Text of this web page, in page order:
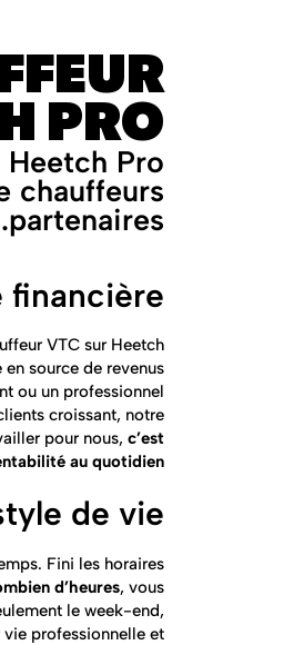
PRO !
Pro
chauffeurs
partenaires.
financière
VTC sur Heetch
source de revenus
ou un professionnel
croissant, notre
pour nous,c’est
au quotidien
de vie
Fini les horaires
d’heures, vous
le week-end,
professionnelle et